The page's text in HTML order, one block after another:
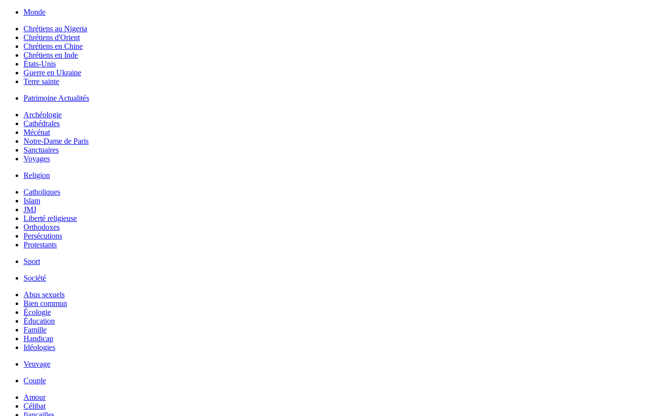
Monde
Chrétiens au Nigeria
Chrétiens d'Orient
Chrétiens en Chine
Chrétiens en Inde
États-Unis
Guerre en Ukraine
Terre sainte
Patrimoine Actualités
Archéologie
Cathédrales
Mécénat
Notre-Dame de Paris
Sanctuaires
Voyages
Religion
Catholiques
Islam
JMJ
Liberté religieuse
Orthodoxes
Persécutions
Protestants
Sport
Société
Abus sexuels
Bien commun
Écologie
Éducation
Famille
Handicap
Idéologies
Veuvage
Couple
Amour
Célibat